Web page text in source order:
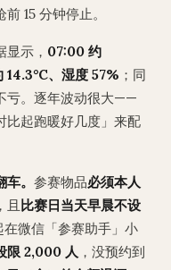
15 分钟停止。
示， 07:00 约
14.3°C、湿度 57% ；同
亏。逐年波动很大——
比起跑暖好几度」来配
。 参赛物品必须本人
，且 比赛日当天早晨不设
在微信「参赛助手」小
限 2,000 人 ，没预约到